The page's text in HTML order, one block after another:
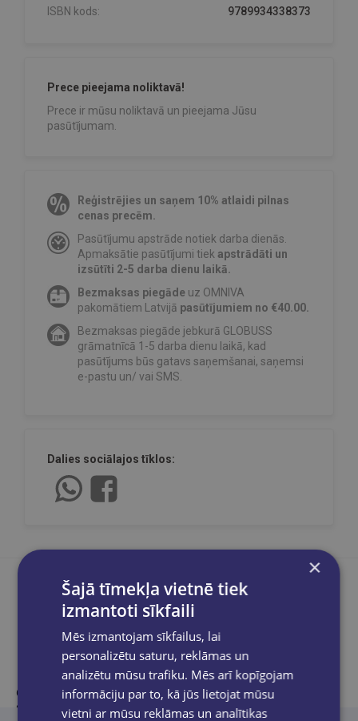
ISBN kods: 9789934338373
Prece pieejama noliktavā!
Prece ir mūsu noliktavā un pieejama Jūsu
pasūtījumam.
Reģistrējies un saņem 10% atlaidi pilnas
cenas precēm.
Pasūtījumu apstrāde notiek darba dienās.
Apmaksātie pasūtījumi tiekapstrādāti un
izsūtīti 2-5 darba dienu laikā.
Bezmaksas piegāde uz OMNIVA
pakomātiem Latvijā pasūtījumiem no €40.00.
Bezmaksas piegāde jebkurā GLOBUSS
grāmatnīcā 1-5 darba dienu laikā, kad
pasūtījums būs gatavs saņemšanai, saņemsi
e-pastu un/ vai SMS.
Dalies sociālajos tīklos:
Produkta apraksts
Guna Rukšāne savā trešajā humoristisko stāstiņu krājumā
“DzīvotPrieks” ar vieglu ironiju un siltu cilvēcību savij ikdienas
×
Šajā tīmekļa vietnē tiek
izmantoti sīkfaili
Mēs izmantojam sīkfailus, lai
personalizētu saturu, reklāmas un
analizētu mūsu trafiku. Mēs arī kopīgojam
informāciju par to, kā jūs lietojat mūsu
vietni ar mūsu reklāmas un analītikas